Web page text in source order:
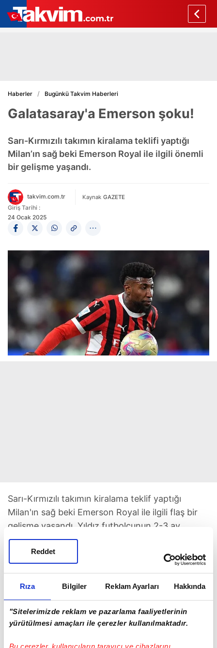
Rıza Bilgiler Reklam Ayarları Hakkında
"Sitelerimizde reklam ve pazarlama faaliyetlerinin
yürütülmesi amaçları ile çerezler kullanılmaktadır.
Bu çerezler, kullanıcıların tarayıcı ve cihazlarını
Reddet
Haberler Bugünkü Takvim Haberleri
Galatasaray'a Emerson şoku!
Sarı-Kırmızılı takımın kiralama teklifi yaptığı
Milan’ın sağ beki Emerson Royal ile ilgili önemli
bir gelişme yaşandı.
takvim.com.tr Kaynak GAZETE
Giriş Tarihi :
24 Ocak 2025
Sarı-Kırmızılı takımın kiralama teklif yaptığı
Milan'ın sağ beki Emerson Royal ile ilgili flaş bir
gelişme yaşandı. Yıldız futbolcunun 2-3 ay
oynamayacağı öne sürülüyor. Galatasaray'ın da
bu gelişmeden sonra sağ bek transferi için
Emerson'dan vazgeçtiği ve listesindeki diğer